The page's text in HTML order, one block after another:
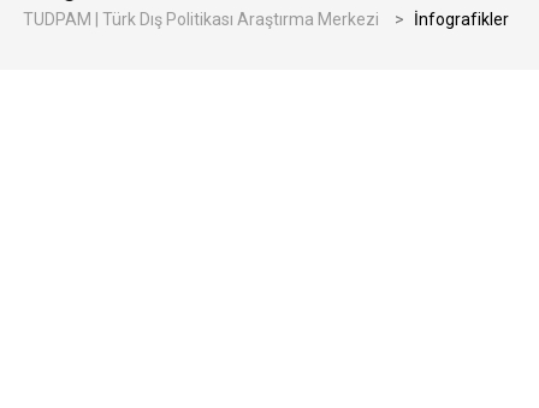
TUDPAM | Türk Dış Politikası Araştırma Merkezi > İnfografikler